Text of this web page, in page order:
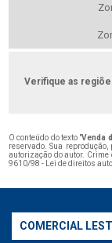
Verifique as
O conteúdo do texto "Venda
reservado. Sua
autorização do autor.
9610/98 - Lei de direitos
COMERCIAL